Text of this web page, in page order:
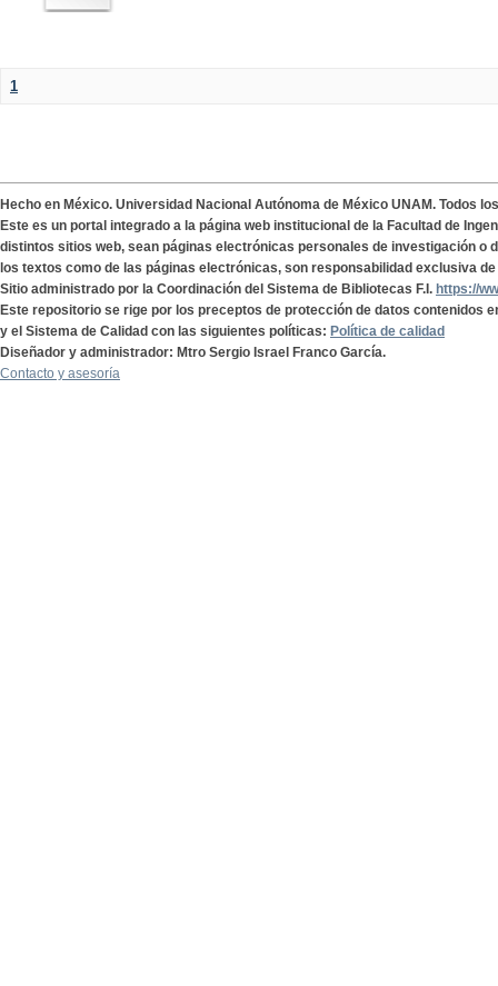
1
Hecho en México. Universidad Nacional Autónoma de México UNAM. Todos
Este es un portal integrado a la página web institucional de la Facultad de
distintos sitios web, sean páginas electrónicas personales de investigación o
los textos como de las páginas electrónicas, son responsabilidad exclusiva
Sitio administrado por la Coordinación del Sistema de Bibliotecas F.I. https://
Este repositorio se rige por los preceptos de protección de datos contenidos
y el Sistema de Calidad con las siguientes políticas: Política de calidad
Diseñador y administrador: Mtro Sergio Israel Franco García.
Contacto y asesoría